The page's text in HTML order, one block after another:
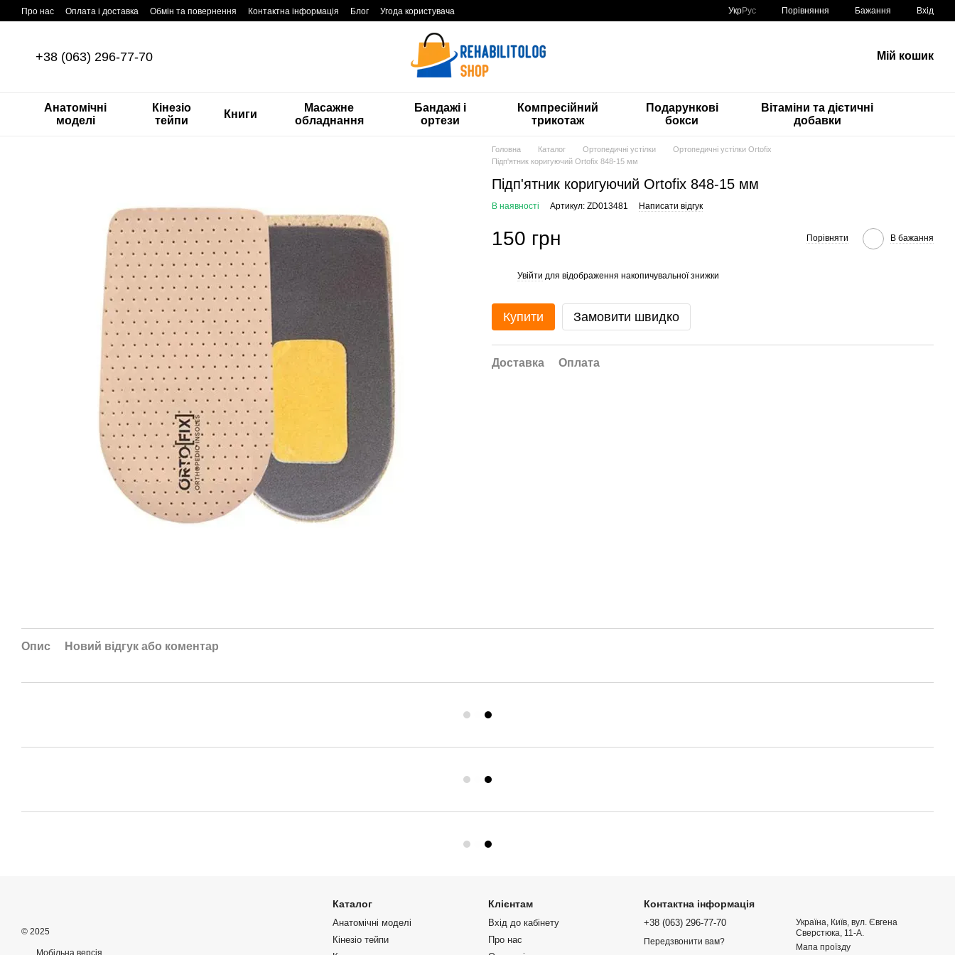
Перейти до основного контенту
Про нас Оплата і доставка Обмін та повернення Контактна інформація Блог Угода користувача УкрРус Порівняння Бажання Вхід
+38 (063) 296-77-70 Мій кошик
Анатомічні
моделі
Кінезіо
тейпи
Книги
Масажне
обладнання
Бандажі і
ортези
Компресійний
трикотаж
Подарункові
бокси
Вітаміни та дієтичні
добавки
Головна Каталог Ортопедичні устілки
Ортопедичні устілки Ortofix
Підп'ятник коригуючий Ortofix 848-15 мм
Підп'ятник коригуючий Ortofix 848-15 мм
В наявності Артикул: ZD013481 Написати відгук
150 грн Порівняти В бажання
Увійти для відображення накопичувальної знижки
Купити Замовити швидко
Доставка Оплата
Опис Новий відгук або коментар
© 2025
Мобільна версія
Каталог
Анатомічні моделі
Кінезіо тейпи
Клієнтам
Вхід до кабінету
Про нас
Контактна інформація
+38 (063) 296-77-70
Передзвонити вам?
Україна, Київ, вул. Євгена
Сверстюка, 11-А.
Мапа проїзду